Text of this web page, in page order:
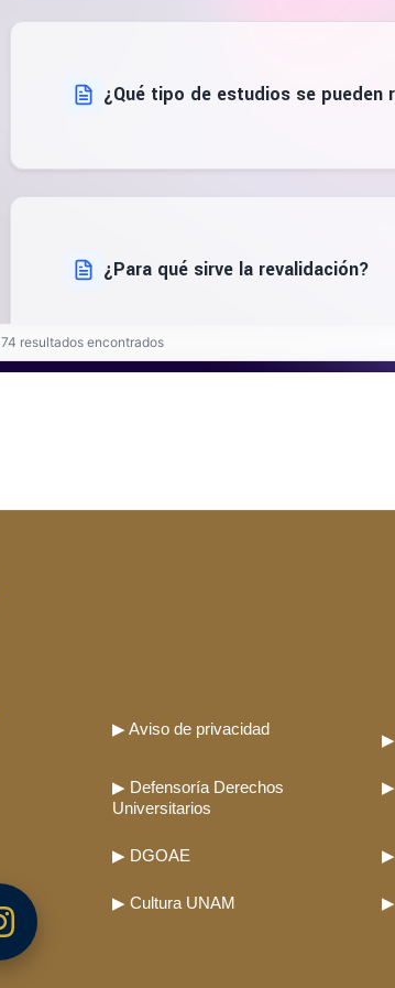
¿Qué tipo de estudios se pueden
¿Para qué sirve la revalidación?
¿Qué documentos para
74 resultados encontrados
▶ Aviso de privacidad
▶
▶ Defensoría Derechos
Universitarios
▶
▶ DGOAE ▶
▶ Cultura UNAM ▶